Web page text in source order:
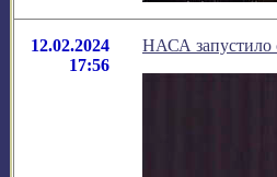
12.02.2024
17:56
НАСА запустило